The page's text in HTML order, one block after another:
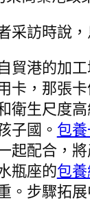
采訪時說
貿港的加
卡，那張
衛生尺度高
子國。 包
起配合，
瓶座的包
。步驟拓